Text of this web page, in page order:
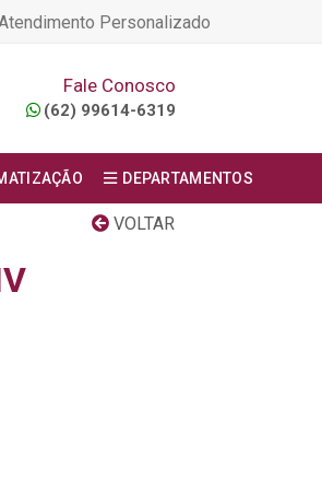
Personalizado
Fale Conosco
(62) 99614-6319
DEPARTAMENTOS
VOLTAR